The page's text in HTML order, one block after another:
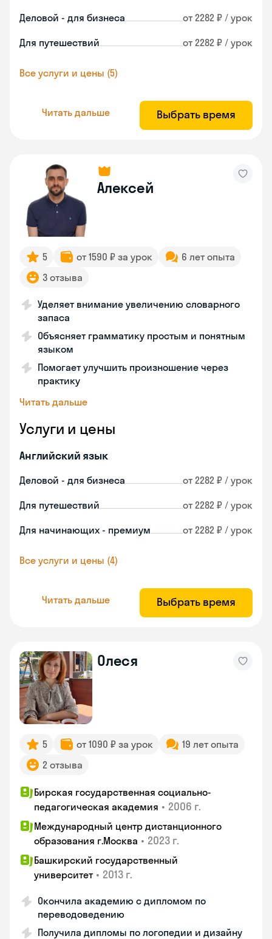
Деловой - для бизнеса от 2282 ₽ / урок
Для путешествий от 2282 ₽ / урок
Все услуги и цены (5)
Читать дальше Выбрать время
Алексей
5 от 1590 ₽ за урок
6 лет опыта
3 отзыва
Уделяет внимание увеличению словарного
запаса
Объясняет грамматику простым и понятным
языком
Помогает улучшить произношение через
практику
Читать дальше
Услуги и цены
Английский язык
Деловой - для бизнеса от 2282 ₽ / урок
Для путешествий от 2282 ₽ / урок
Для начинающих - премиум от 2282 ₽ / урок
Все услуги и цены (4)
Читать дальше Выбрать время
Олеся
5 от 1090 ₽ за урок
19 лет опыта
2 отзыва
Бирская государственная социально-
педагогическая академия • 2006 г.
Международный центр дистанционного
образования г.Москва • 2023 г.
Башкирский государственный
университет • 2013 г.
Окончила академию с дипломом по
переводоведению
Получила дипломы по логопедии и дизайну